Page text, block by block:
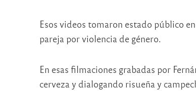
Esos videos tomaron estado público
pareja por violencia de género.
En esas filmaciones grabadas por
cerveza y dialogando risueña y